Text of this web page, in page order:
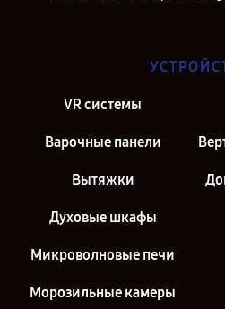
VR системы
Варочные панели
Вытяжки
Духовые шкафы
Микроволновые печи
Морозильные камеры